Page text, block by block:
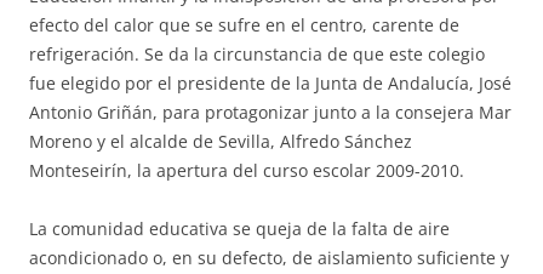
efecto del calor que se sufre en el centro, carente de
refrigeración. Se da la circunstancia de que este colegio
fue elegido por el presidente de la Junta de Andalucía, José
Antonio Griñán, para protagonizar junto a la consejera Mar
Moreno y el alcalde de Sevilla, Alfredo Sánchez
Monteseirín, la apertura del curso escolar 2009-2010.
La comunidad educativa se queja de la falta de aire
acondicionado o, en su defecto, de aislamiento suficiente y